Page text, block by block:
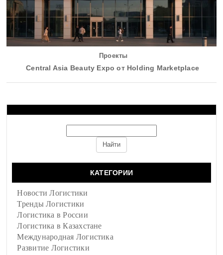
Проекты
Central Asia Beauty Expo от Holding Marketplace
КАТЕГОРИИ
Новости Логистики
Тренды Логистики
Логистика в России
Логистика в Казахстане
Международная Логистика
Развитие Логистики